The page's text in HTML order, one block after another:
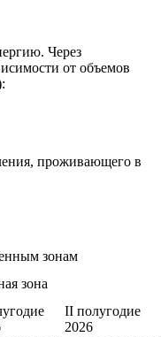
Через
от объемов
проживающего в
зонам
зона
II полугодие
2026